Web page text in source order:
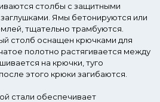
столбы с защитными
Ямы бетонируются или
тщательно трамбуются.
столб оснащен крючками для
полотно растягивается между
на крючки, туго
этого крюки загибаются.
стали обеспечивает